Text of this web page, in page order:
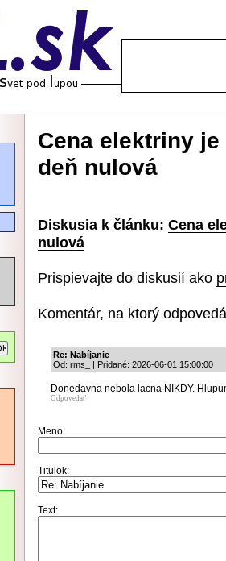
Cena elektriny
deň nulová
Diskusia k článku: Cena
nulová
Prispievajte do diskusií ako
Komentár, na ktorý
Re: Nabíjanie
Od: rms_ | Pridané: 2026-06-01 15:00:00
Donedavna nebola lacna NIKDY.
Odpovedať
Meno:
Titulok:
Text: